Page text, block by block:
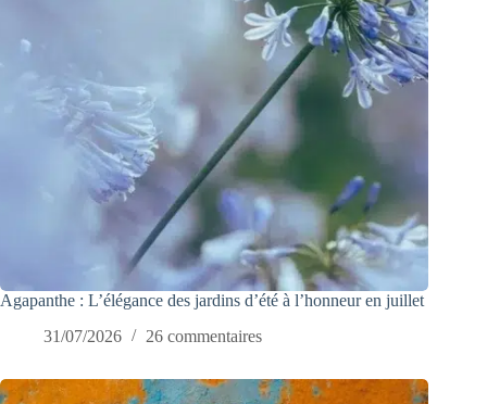
Agapanthe : L’élégance des jardins d’été à l’honneur en juillet
31/07/2026
26 commentaires